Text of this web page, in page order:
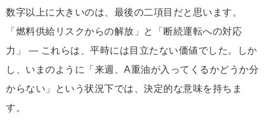
数字以上に大きいのは、最後の二項目だと思います。
「燃料供給リスクからの解放」と「断続運転への対応
力」 ― これらは、平時には目立たない価値でした。しか
し、いまのように「来週、A重油が入ってくるかどうか分
からない」という状況下では、決定的な意味を持ちま
す。